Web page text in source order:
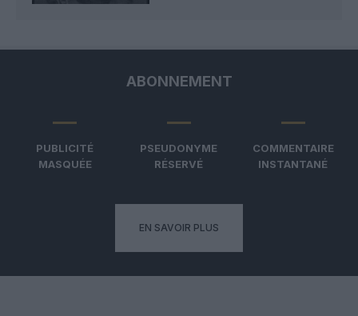
ABONNEMENT
PUBLICITÉ
MASQUÉE
PSEUDONYME
RÉSERVÉ
COMMENTAIRE
INSTANTANÉ
EN SAVOIR PLUS